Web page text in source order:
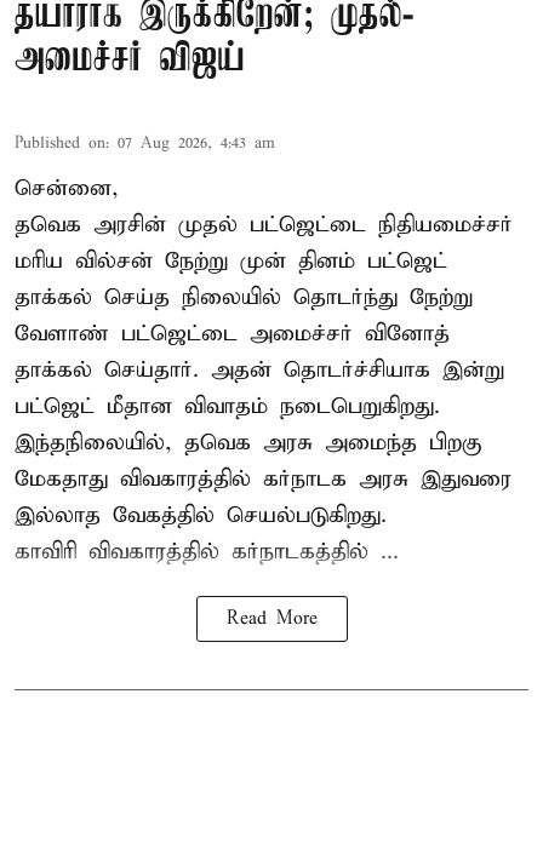
தயாராக இருக்கிறேன்; முதல்-
அமைச்சர் விஜய்
Published on: 07 Aug 2026, 4:43 am
சென்னை,
தவெக அரசின் முதல் பட்ஜெட்டை நிதியமைச்சர்
மரிய வில்சன் நேற்று முன் தினம் பட்ஜெட்
தாக்கல் செய்த நிலையில் தொடர்ந்து நேற்று
வேளாண் பட்ஜெட்டை அமைச்சர் வினோத்
தாக்கல் செய்தார். அதன் தொடர்ச்சியாக இன்று
பட்ஜெட் மீதான விவாதம் நடைபெறுகிறது.
இந்தநிலையில், தவெக அரசு அமைந்த பிறகு
மேகதாது விவகாரத்தில் கர்நாடக அரசு இதுவரை
இல்லாத வேகத்தில் செயல்படுகிறது.
காவிரி விவகாரத்தில் கர்நாடகத்தில் ...
Read More